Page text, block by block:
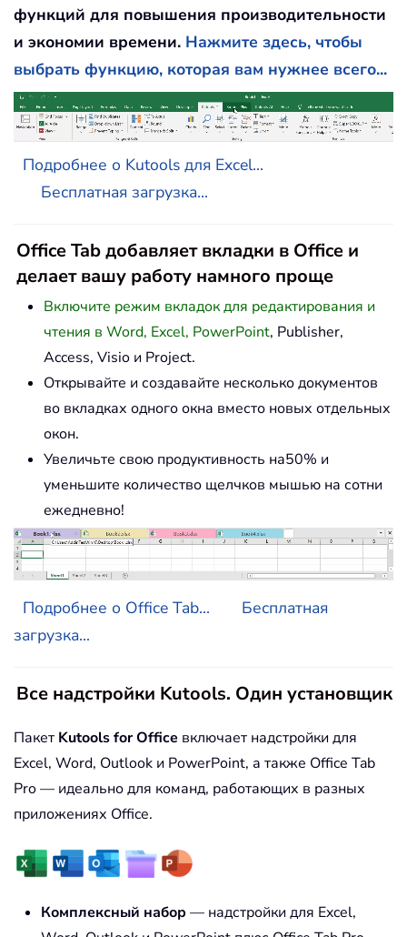
функций для повышения производительности
и экономии времени. Нажмите здесь, чтобы
выбрать функцию, которая вам нужнее всего...
Подробнее о Kutools для Excel...
Бесплатная загрузка...
Office Tab добавляет вкладки в Office и
делает вашу работу намного проще
Включите режим вкладок для редактирования и
чтения в Word, Excel, PowerPoint, Publisher,
Access, Visio и Project.
Открывайте и создавайте несколько документов
во вкладках одного окна вместо новых отдельных
окон.
Увеличьте свою продуктивность на50% и
уменьшите количество щелчков мышью на сотни
ежедневно!
Подробнее о Office Tab...
Бесплатная
загрузка...
Все надстройки Kutools. Один установщик
Пакет Kutools for Office включает надстройки для
Excel, Word, Outlook и PowerPoint, а также Office Tab
Pro — идеально для команд, работающих в разных
приложениях Office.
Комплексный набор — надстройки для Excel,